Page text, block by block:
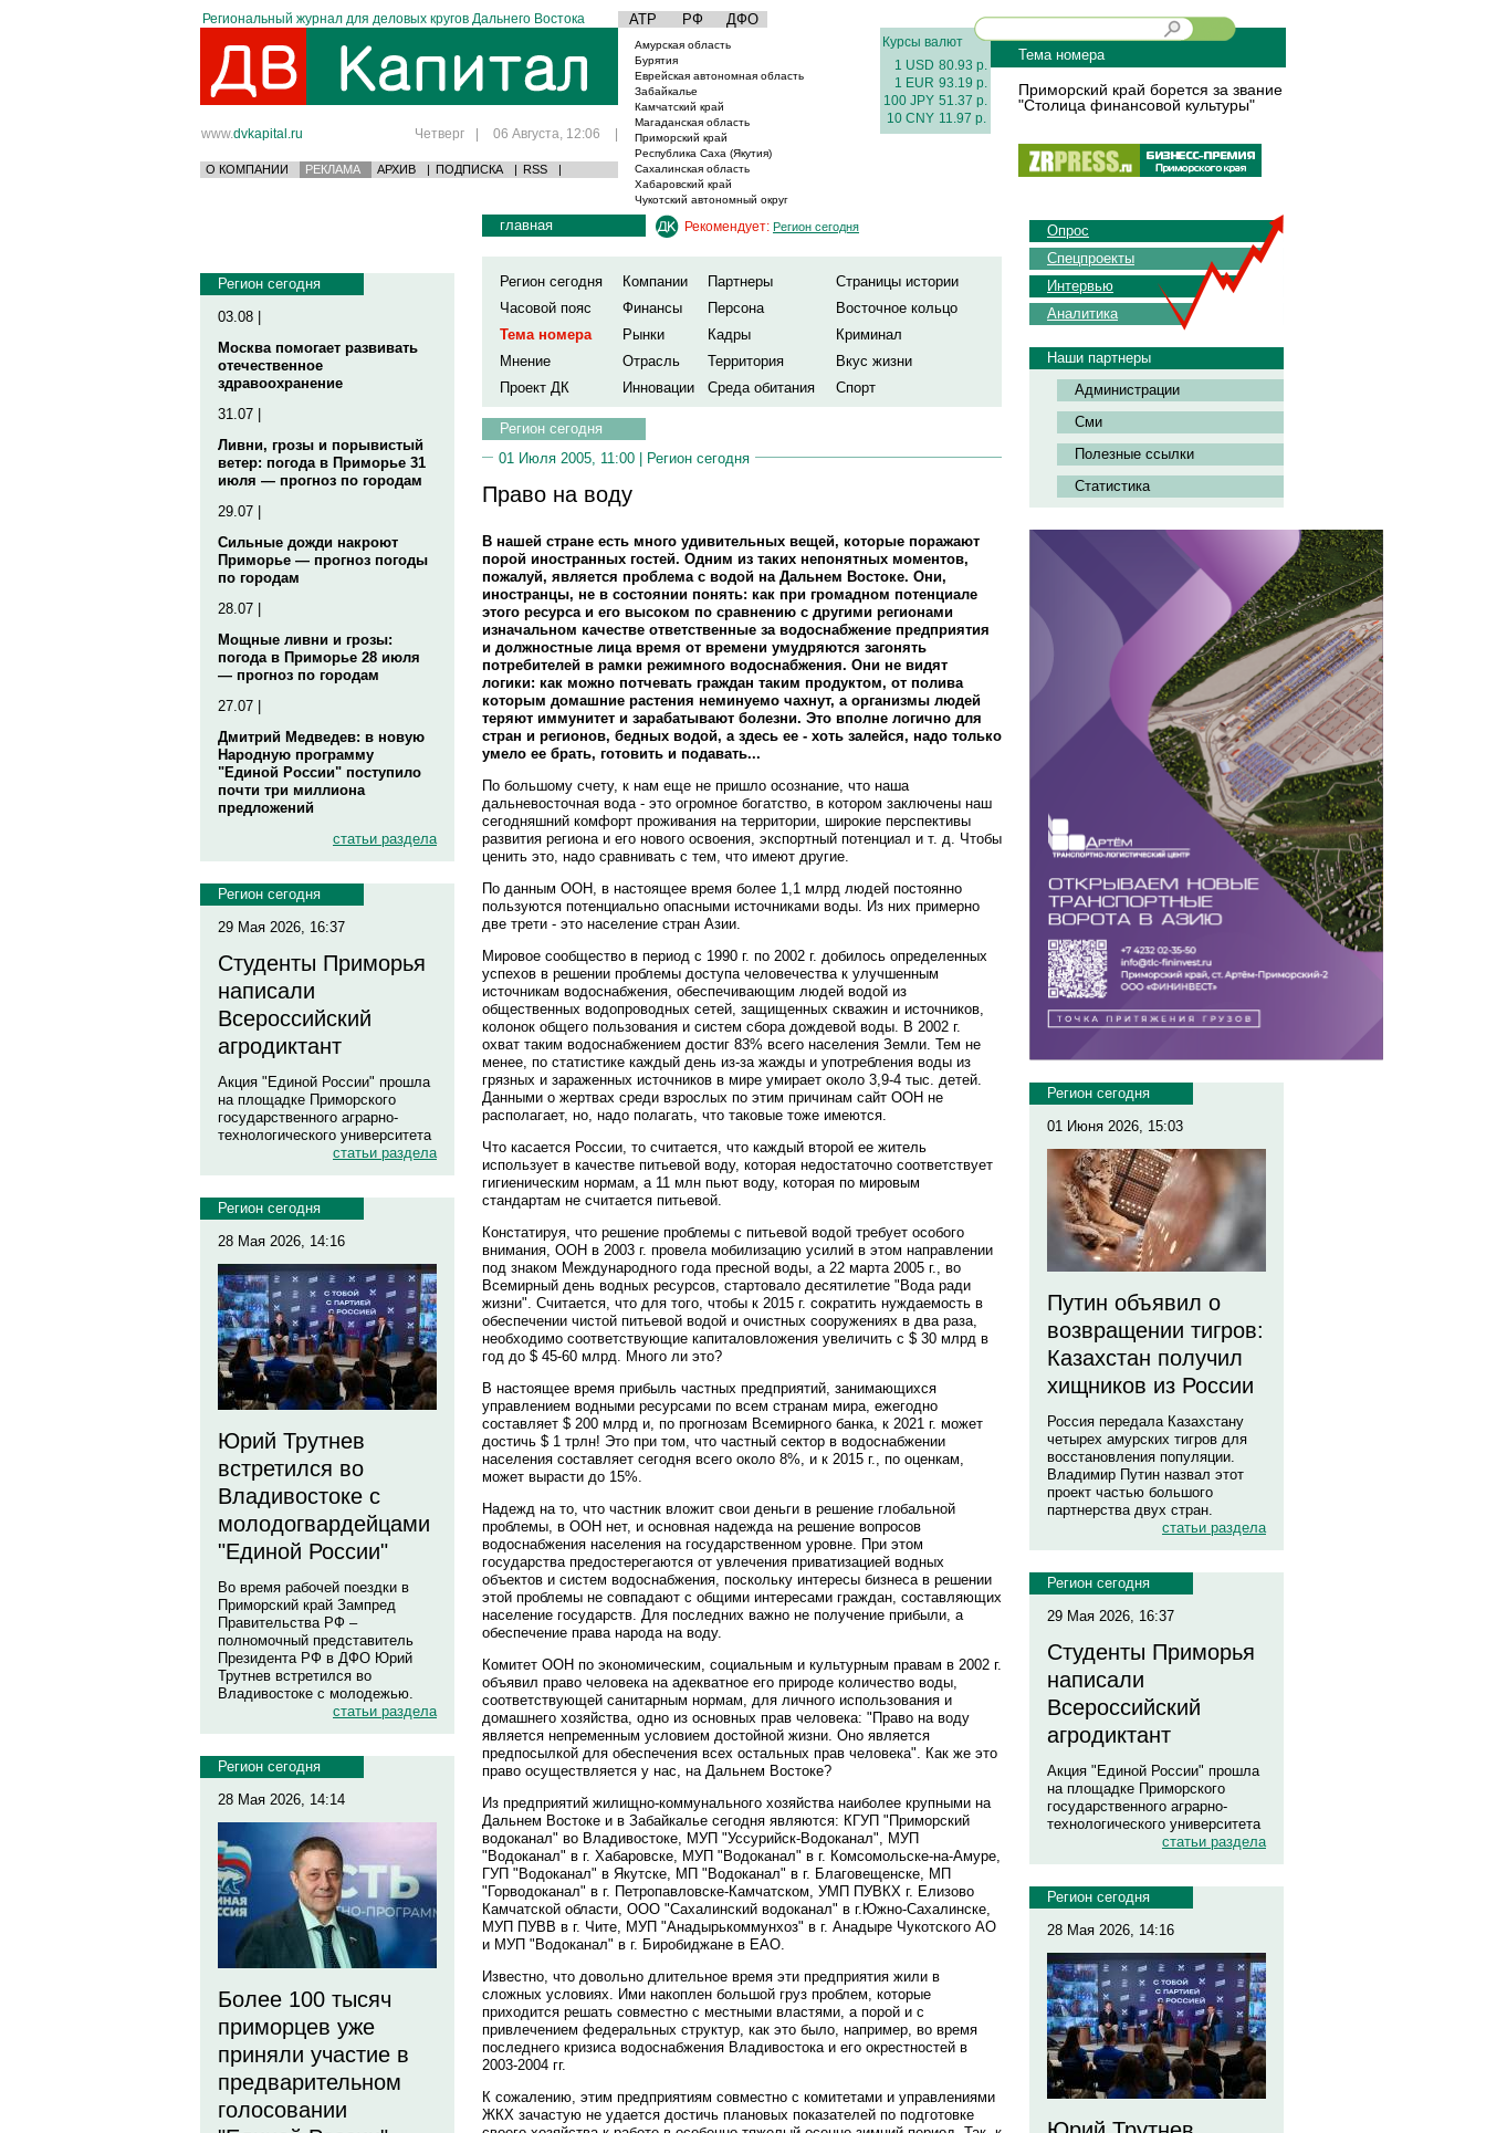
Региональный журнал для деловых кругов Дальнего Востока АТР РФ ДФО
www.dvkapital.ru Четверг | 06 Августа, 12:06 |
О КОМПАНИИ РЕКЛАМА АРХИВ | ПОДПИСКА | RSS |
Амурская область
Бурятия
Еврейская автономная область
Забайкалье
Камчатский край
Магаданская область
Приморский край
Республика Саха (Якутия)
Сахалинская область
Хабаровский край
Чукотский автономный округ
Курсы валют
1 USD 80.93 р.
1 EUR 93.19 р.
100 JPY 51.37 р.
10 CNY 11.97 р.
Тема номера
Приморский край борется за звание
"Столица финансовой культуры"
Регион сегодня
03.08 |
Москва помогает развивать
отечественное
здравоохранение
31.07 |
Ливни, грозы и порывистый
ветер: погода в Приморье 31
июля — прогноз по городам
29.07 |
Сильные дожди накроют
Приморье — прогноз погоды
по городам
28.07 |
Мощные ливни и грозы:
погода в Приморье 28 июля
— прогноз по городам
27.07 |
Дмитрий Медведев: в новую
Народную программу
"Единой России" поступило
почти три миллиона
предложений
статьи раздела
Регион сегодня
29 Мая 2026, 16:37
Студенты Приморья
написали
Всероссийский
агродиктант
Акция "Единой России" прошла
на площадке Приморского
государственного аграрно-
технологического университета
статьи раздела
Регион сегодня
28 Мая 2026, 14:16
Юрий Трутнев
встретился во
Владивостоке с
молодогвардейцами
"Единой России"
Во время рабочей поездки в
Приморский край Зампред
Правительства РФ –
полномочный представитель
Президента РФ в ДФО Юрий
Трутнев встретился во
Владивостоке с молодежью.
статьи раздела
Регион сегодня
28 Мая 2026, 14:14
Более 100 тысяч
приморцев уже
приняли участие в
предварительном
голосовании
главная Рекомендует: Регион сегодня
Регион сегодня Компании Партнеры
Страницы истории
Часовой пояс
Финансы Персона
Восточное кольцо
Тема номера
Рынки Кадры
Криминал
Мнение
Отрасль Территория
Вкус жизни
Проект ДК
Инновации Среда обитания Спорт
Регион сегодня
01 Июля 2005, 11:00 | Регион сегодня
Право на воду
В нашей стране есть много удивительных вещей, которые поражают
порой иностранных гостей. Одним из таких непонятных моментов,
пожалуй, является проблема с водой на Дальнем Востоке. Они,
иностранцы, не в состоянии понять: как при громадном потенциале
этого ресурса и его высоком по сравнению с другими регионами
изначальном качестве ответственные за водоснабжение предприятия
и должностные лица время от времени умудряются загонять
потребителей в рамки режимного водоснабжения. Они не видят
логики: как можно потчевать граждан таким продуктом, от полива
которым домашние растения неминуемо чахнут, а организмы людей
теряют иммунитет и зарабатывают болезни. Это вполне логично для
стран и регионов, бедных водой, а здесь ее - хоть залейся, надо только
умело ее брать, готовить и подавать...
По большому счету, к нам еще не пришло осознание, что наша
дальневосточная вода - это огромное богатство, в котором заключены наш
сегодняшний комфорт проживания на территории, широкие перспективы
развития региона и его нового освоения, экспортный потенциал и т. д. Чтобы
ценить это, надо сравнивать с тем, что имеют другие.
По данным ООН, в настоящее время более 1,1 млрд людей постоянно
пользуются потенциально опасными источниками воды. Из них примерно
две трети - это население стран Азии.
Мировое сообщество в период с 1990 г. по 2002 г. добилось определенных
успехов в решении проблемы доступа человечества к улучшенным
источникам водоснабжения, обеспечивающим людей водой из
общественных водопроводных сетей, защищенных скважин и источников,
колонок общего пользования и систем сбора дождевой воды. В 2002 г.
охват таким водоснабжением достиг 83% всего населения Земли. Тем не
менее, по статистике каждый день из-за жажды и употребления воды из
грязных и зараженных источников в мире умирает около 3,9-4 тыс. детей.
Данными о жертвах среди взрослых по этим причинам сайт ООН не
располагает, но, надо полагать, что таковые тоже имеются.
Что касается России, то считается, что каждый второй ее житель
использует в качестве питьевой воду, которая недостаточно соответствует
гигиеническим нормам, а 11 млн пьют воду, которая по мировым
стандартам не считается питьевой.
Констатируя, что решение проблемы с питьевой водой требует особого
внимания, ООН в 2003 г. провела мобилизацию усилий в этом направлении
под знаком Международного года пресной воды, а 22 марта 2005 г., во
Всемирный день водных ресурсов, стартовало десятилетие "Вода ради
жизни". Считается, что для того, чтобы к 2015 г. сократить нуждаемость в
обеспечении чистой питьевой водой и очистных сооружениях в два раза,
необходимо соответствующие капиталовложения увеличить с $ 30 млрд в
год до $ 45-60 млрд. Много ли это?
В настоящее время прибыль частных предприятий, занимающихся
управлением водными ресурсами по всем странам мира, ежегодно
составляет $ 200 млрд и, по прогнозам Всемирного банка, к 2021 г. может
достичь $ 1 трлн! Это при том, что частный сектор в водоснабжении
населения составляет сегодня всего около 8%, и к 2015 г., по оценкам,
может вырасти до 15%.
Надежд на то, что частник вложит свои деньги в решение глобальной
проблемы, в ООН нет, и основная надежда на решение вопросов
водоснабжения населения на государственном уровне. При этом
государства предостерегаются от увлечения приватизацией водных
объектов и систем водоснабжения, поскольку интересы бизнеса в решении
этой проблемы не совпадают с общими интересами граждан, составляющих
население государств. Для последних важно не получение прибыли, а
обеспечение права народа на воду.
Комитет ООН по экономическим, социальным и культурным правам в 2002 г.
объявил право человека на адекватное его природе количество воды,
соответствующей санитарным нормам, для личного использования и
домашнего хозяйства, одно из основных прав человека: "Право на воду
является непременным условием достойной жизни. Оно является
предпосылкой для обеспечения всех остальных прав человека". Как же это
право осуществляется у нас, на Дальнем Востоке?
Из предприятий жилищно-коммунального хозяйства наиболее крупными на
Дальнем Востоке и в Забайкалье сегодня являются: КГУП "Приморский
водоканал" во Владивостоке, МУП "Уссурийск-Водоканал", МУП
"Водоканал" в г. Хабаровске, МУП "Водоканал" в г. Комсомольске-на-Амуре,
ГУП "Водоканал" в Якутске, МП "Водоканал" в г. Благовещенске, МП
"Горводоканал" в г. Петропавловске-Камчатском, УМП ПУВКХ г. Елизово
Камчатской области, ООО "Сахалинский водоканал" в г.Южно-Сахалинске,
МУП ПУВВ в г. Чите, МУП "Анадырькоммунхоз" в г. Анадыре Чукотского АО
и МУП "Водоканал" в г. Биробиджане в ЕАО.
Известно, что довольно длительное время эти предприятия жили в
сложных условиях. Ими накоплен большой груз проблем, которые
приходится решать совместно с местными властями, а порой и с
привлечением федеральных структур, как это было, например, во время
последнего кризиса водоснабжения Владивостока и его окрестностей в
2003-2004 гг.
К сожалению, этим предприятиям совместно с комитетами и управлениями
ЖКХ зачастую не удается достичь плановых показателей по подготовке
Опрос
Спецпроекты
Интервью
Аналитика
Наши партнеры
Администрации
Сми
Полезные ссылки
Статистика
Регион сегодня
01 Июня 2026, 15:03
Путин объявил о
возвращении тигров:
Казахстан получил
хищников из России
Россия передала Казахстану
четырех амурских тигров для
восстановления популяции.
Владимир Путин назвал этот
проект частью большого
партнерства двух стран.
статьи раздела
Регион сегодня
29 Мая 2026, 16:37
Студенты Приморья
написали
Всероссийский
агродиктант
Акция "Единой России" прошла
на площадке Приморского
государственного аграрно-
технологического университета
статьи раздела
Регион сегодня
28 Мая 2026, 14:16